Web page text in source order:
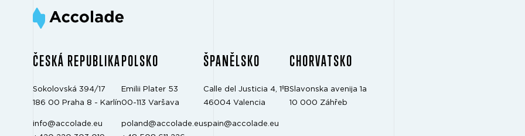
ČESKÁ REPUBLIKA
Sokolovská 394/17
186 00 Praha 8 - Karlín
info@accolade.eu
POLSKO
Emilii Plater 53
00-113 Varšava
poland@accolade.eu
ŠPANĚLSKO
Calle del Justicia 4, 1ºB
46004 Valencia
spain@accolade.eu
CHORVATSKO
Slavonska avenija 1a
10 000 Záhřeb